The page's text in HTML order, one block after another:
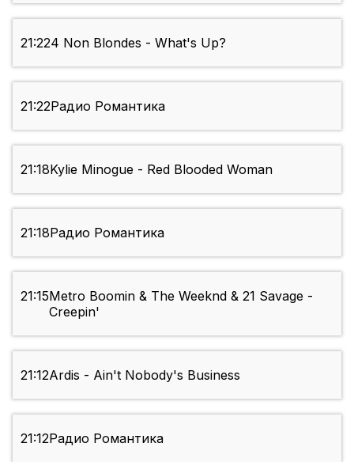
21:224 Non Blondes - What's Up?
21:22Радио Романтика
21:18Kylie Minogue - Red Blooded Woman
21:18Радио Романтика
21:15Metro Boomin & The Weeknd & 21 Savage -
Creepin'
21:12Ardis - Ain't Nobody's Business
21:12Радио Романтика